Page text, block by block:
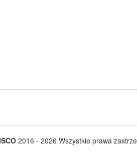
2016 - 2026 Wszystkie prawa